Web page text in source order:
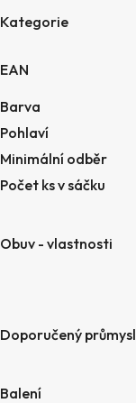
Kategorie
EAN
Barva
Pohlaví
Minimální odběr
Počet ks v sáčku
Obuv - vlastnosti
Doporučený průmysl
Balení